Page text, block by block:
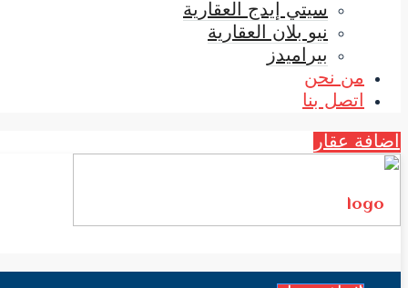
سيتي إيدج العقارية
نيو بلان العقارية
بيراميدز
من نحن
اتصل بنا
اضافة عقار